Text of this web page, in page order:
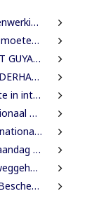
ontvangen”
TE VERVANGEN
ADEMRUIMTE
naar Europa
muziek
muziek
Dome